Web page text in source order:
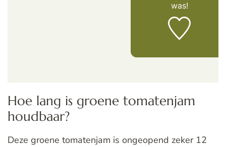
was!
Hoe lang is groene tomatenjam
houdbaar?
Deze groene tomatenjam is ongeopend zeker 12